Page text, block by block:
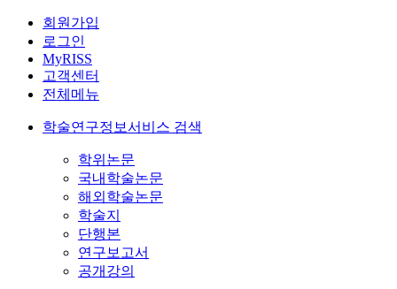
회원가입
로그인
MyRISS
고객센터
전체메뉴
학술연구정보서비스 검색
학위논문
국내학술논문
해외학술논문
학술지
단행본
연구보고서
공개강의